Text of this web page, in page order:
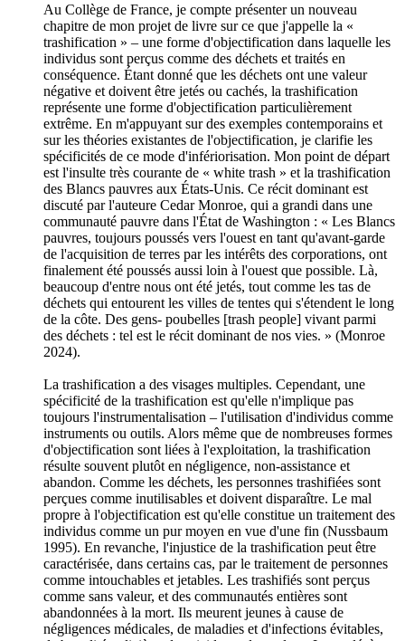
Au Collège de France, je compte présenter un nouveau
chapitre de mon projet de livre sur ce que j'appelle la «
trashification » – une forme d'objectification dans laquelle les
individus sont perçus comme des déchets et traités en
conséquence. Étant donné que les déchets ont une valeur
négative et doivent être jetés ou cachés, la trashification
représente une forme d'objectification particulièrement
extrême. En m'appuyant sur des exemples contemporains et
sur les théories existantes de l'objectification, je clarifie les
spécificités de ce mode d'infériorisation. Mon point de départ
est l'insulte très courante de « white trash » et la trashification
des Blancs pauvres aux États-Unis. Ce récit dominant est
discuté par l'auteure Cedar Monroe, qui a grandi dans une
communauté pauvre dans l'État de Washington : « Les Blancs
pauvres, toujours poussés vers l'ouest en tant qu'avant-garde
de l'acquisition de terres par les intérêts des corporations, ont
finalement été poussés aussi loin à l'ouest que possible. Là,
beaucoup d'entre nous ont été jetés, tout comme les tas de
déchets qui entourent les villes de tentes qui s'étendent le long
de la côte. Des gens- poubelles [trash people] vivant parmi
des déchets : tel est le récit dominant de nos vies. » (Monroe
2024).
La trashification a des visages multiples. Cependant, une
spécificité de la trashification est qu'elle n'implique pas
toujours l'instrumentalisation – l'utilisation d'individus comme
instruments ou outils. Alors même que de nombreuses formes
d'objectification sont liées à l'exploitation, la trashification
résulte souvent plutôt en négligence, non-assistance et
abandon. Comme les déchets, les personnes trashifiées sont
perçues comme inutilisables et doivent disparaître. Le mal
propre à l'objectification est qu'elle constitue un traitement des
individus comme un pur moyen en vue d'une fin (Nussbaum
1995). En revanche, l'injustice de la trashification peut être
caractérisée, dans certains cas, par le traitement de personnes
comme intouchables et jetables. Les trashifiés sont perçus
comme sans valeur, et des communautés entières sont
abandonnées à la mort. Ils meurent jeunes à cause de
négligences médicales, de maladies et d'infections évitables,